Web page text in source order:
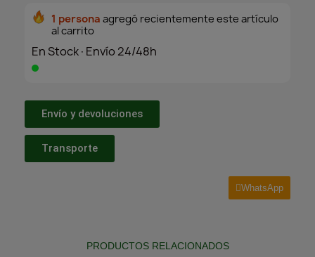
1 persona agregó recientemente este artículo
al carrito
En Stock·Envío 24/48h
Envío y devoluciones
Transporte
WhatsApp
PRODUCTOS RELACIONADOS